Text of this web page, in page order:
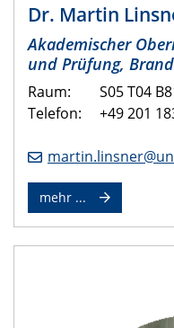
Dr. Martin
Akademischer
und Prüfung,
Raum: S05 T04
Telefon: +49 201
mehr ...